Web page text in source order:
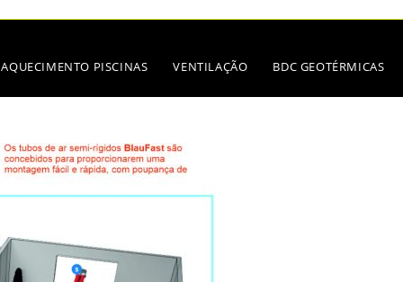
AQUECIMENTO PISCINAS VENTILAÇÃO BDC GEOTÉRMICAS